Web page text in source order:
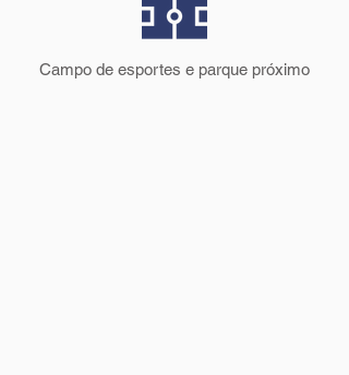
Campo de esportes e parque próximo